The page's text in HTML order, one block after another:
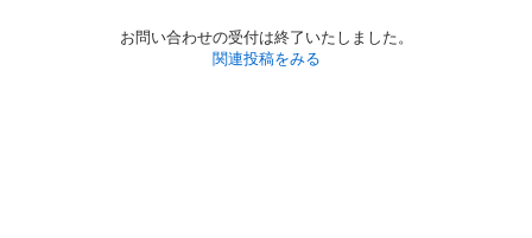
お問い合わせの受付は終了いたしました。
関連投稿をみる